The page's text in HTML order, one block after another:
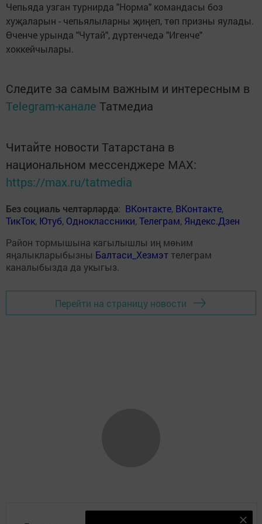
Чепьяда узган турнирда "Норма" командасы боз
хуҗаларын - чепьялыларны җиңеп, төп призны яулады.
Өченче урында "Чутай", дүртенчедә "Игенче"
хоккейчылары.
Следите за самым важным и интересным в
Telegram-канале Татмедиа
Читайте новости Татарстана в
национальном мессенджере MАХ:
https://max.ru/tatmedia
Без социаль челтәрләрдә: ВКонтакте, ВКонтакте,
ТикТок, Ютуб, Одноклассники,Телеграм, Яндекс.Дзен
Район тормышына кагылышлы иң мөһим
яңалыкларыбызны Балтаси_Хезмэт телеграм
каналыбызда да укыгыз.
Перейти на страницу новости